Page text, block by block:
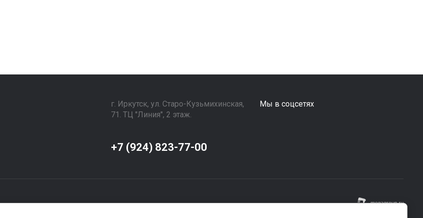
г. Иркутск, ул. ​Старо-Кузьмихинская,
71. ТЦ "Линия", 2 этаж.
+7 (924) 823-77-00
Мы в соцсетях